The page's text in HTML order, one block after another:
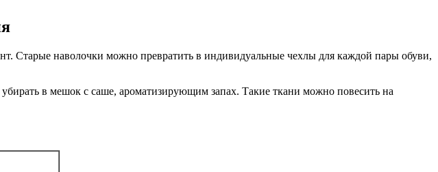
Старые наволочки можно превратить в индивидуальные чехлы для каждой пары обуви,
в мешок с саше, ароматизирующим запах. Такие ткани можно повесить на